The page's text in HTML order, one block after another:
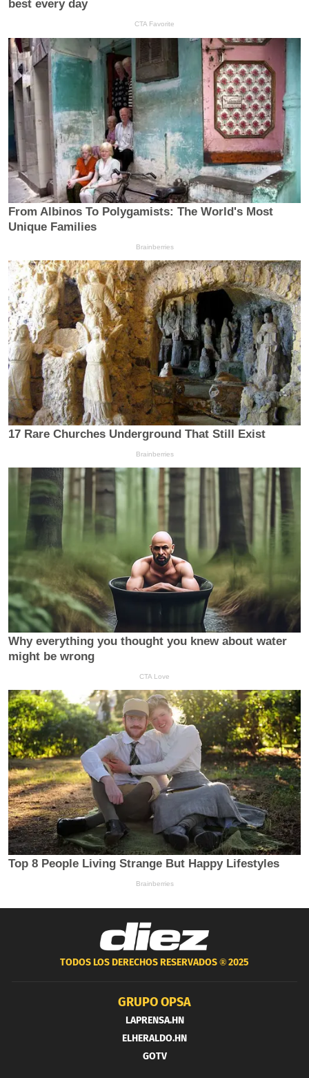
TODOS LOS DERECHOS RESERVADOS ®2025
GRUPO OPSA
LAPRENSA.HN
ELHERALDO.HN
GOTV